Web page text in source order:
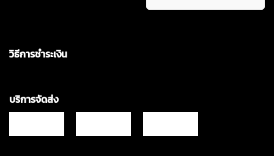
วิธีการชำระเงิน
บริการจัดส่ง